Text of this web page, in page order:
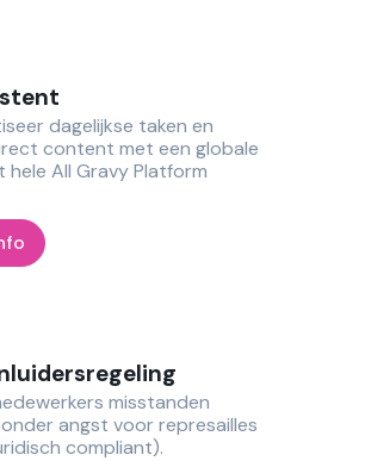
dagelijkse taken en
content met een globale
hele All Gravy Platform
misstanden
angst voor represailles
compliant).